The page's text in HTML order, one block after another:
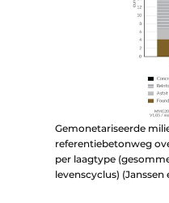
Gemonetariseerde
referentiebetonweg
per laagtype
levenscyclus) (Janssen